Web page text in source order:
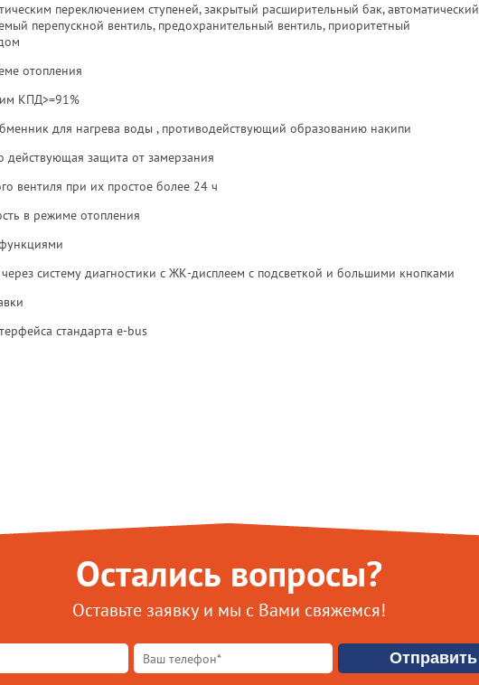
переключением ступеней, закрытый расширительный бак, автоматический
перепускной вентиль, предохранительный вентиль, приоритетный
отопления
КПД>=91%
для нагрева воды , противодействующий образованию накипи
действующая защита от замерзания
вентиля при их простое более 24 ч
в режиме отопления
систему диагностики с ЖК-дисплеем с подсветкой и большими кнопками
стандарта e-bus
Остались вопросы?
Оставьте заявку и мы с Вами свяжемся!